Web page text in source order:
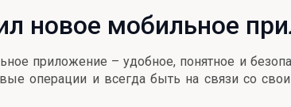
Архив вкладов
Реструктуризация
Оценка недвижимости
Кешбэк
новое мобильное
приложение – удобное, понятное и
операции и всегда быть на связи со